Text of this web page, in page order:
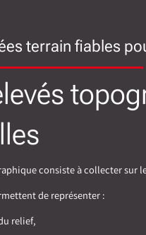
terrain fiables
consiste à collecter sur
de représenter :
relief,